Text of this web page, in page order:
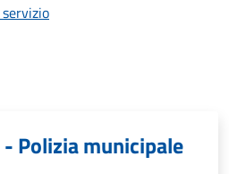
Polizia municipale